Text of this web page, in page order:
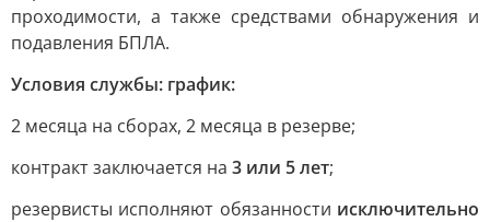
проходимости, а также средствами обнаружения и
подавления БПЛА.
Условия службы: график:
2 месяца на сборах, 2 месяца в резерве;
контракт заключается на 3 или 5 лет;
резервисты исполняют обязанности исключительно